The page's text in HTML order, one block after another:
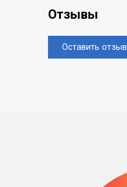
Отзывы
Оставить отзыв